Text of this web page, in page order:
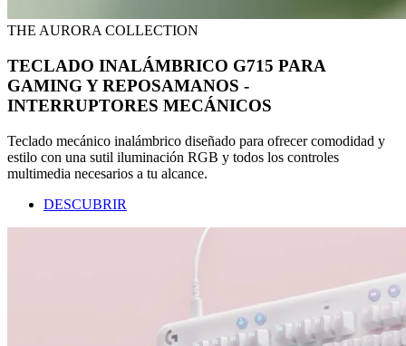
THE AURORA COLLECTION
TECLADO INALÁMBRICO G715 PARA
GAMING Y REPOSAMANOS -
INTERRUPTORES MECÁNICOS
Teclado mecánico inalámbrico diseñado para ofrecer comodidad y
estilo con una sutil iluminación RGB y todos los controles
multimedia necesarios a tu alcance.
DESCUBRIR